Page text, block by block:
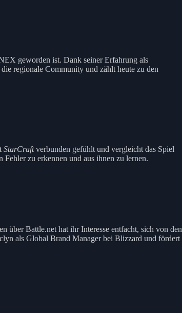
geworden ist. Dank seiner Erfahrung als
regionale Community und zählt heute zu den
StarCraftverbunden gefühlt und vergleicht das Spiel
zu erkennen und aus ihnen zu lernen.
über Battle.net hat ihr Interesse entfacht, sich von den
als Global Brand Manager bei Blizzard und fördert